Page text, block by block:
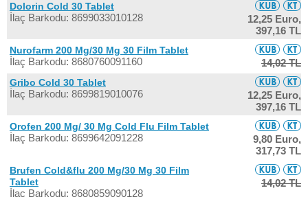
Dolorin Cold 30 Tablet
İlaç Barkodu: 8699033010128
12,25 Euro,
397,16 TL
Nurofarm 200 Mg/30 Mg 30 Film Tablet
İlaç Barkodu: 8680760091160 14,02 TL
Gribo Cold 30 Tablet
İlaç Barkodu: 8699819010076
12,25 Euro,
397,16 TL
Orofen 200 Mg/ 30 Mg Cold Flu Film Tablet
İlaç Barkodu: 8699642091228
9,80 Euro,
317,73 TL
Brufen Cold&flu 200 Mg/30 Mg 30 Film
Tablet
İlaç Barkodu: 8680859090128
14,02 TL